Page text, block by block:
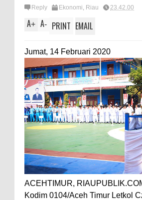
Reply Ekonomi, Riau 23.42.00
A+ A- PRINT EMAIL
Jumat, 14 Februari 2020
ACEHTIMUR,
Kodim 0104/Aceh Timur Letkol